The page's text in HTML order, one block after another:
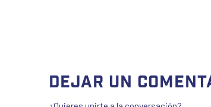
Dejar un